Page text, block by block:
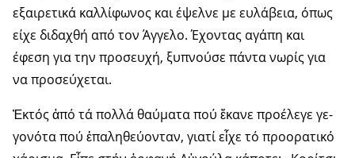
εξαιρετικά καλλίφωνος και έψελνε με ευλάβεια, όπως
είχε διδαχθή από τον Άγγελο. Έχοντας αγάπη και
έφεση για την προσευχή, ξυπνούσε πάντα νωρίς για
να προσεύχεται.
Ἐ­κτός ἀ­πό τά πολ­λά θαύ­μα­τα πού ἔ­κα­νε προ­έ­λε­γε γε­
γο­νό­τα πού ἐ­πα­λη­θεύ­ον­ταν, για­τί εἶ­χε τό προ­ο­ρα­τι­κό